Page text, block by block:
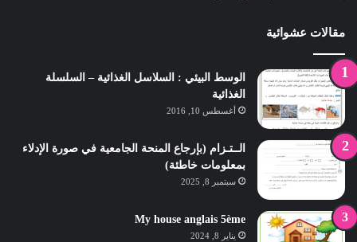
مقالات عشوائية
الوسط البيئي : السلاسل الغذائية – السلسلة
الغذائية
أغسطس 10, 2016
الــتـزام (بإرجاع المنحة الجامعية في صورة الإدلاء
بمعلومات خاطئة)
سبتمبر 8, 2025
My house anglais 5ème
يناير 8, 2024